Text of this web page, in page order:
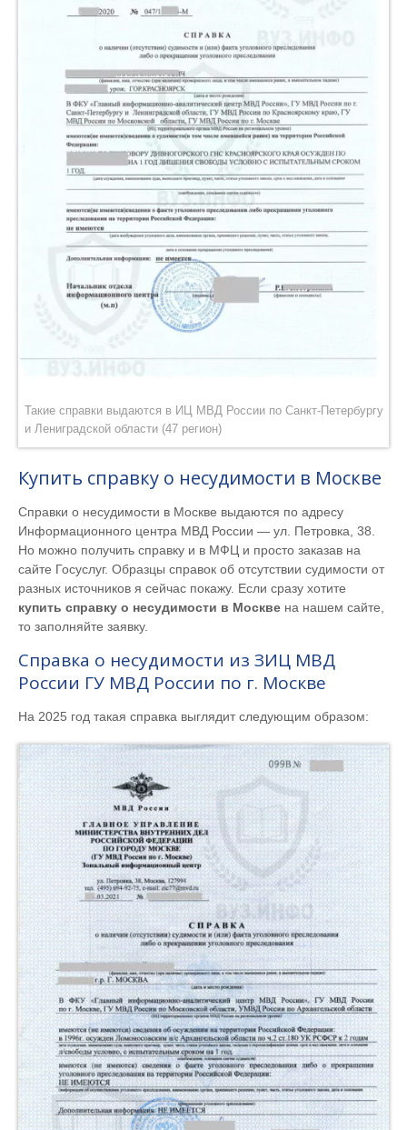
Такие справки выдаются в ИЦ МВД России по Санкт-Петербургу
и Лениградской области (47 регион)
Купить справку о несудимости в Москве
Справки о несудимости в Москве выдаются по адресу
Информационного центра МВД России — ул. Петровка, 38.
Но можно получить справку и в МФЦ и просто заказав на
сайте Госуслуг. Образцы справок об отсутствии судимости от
разных источников я сейчас покажу. Если сразу хотите
купить справку о несудимости в Москве на нашем сайте,
то заполняйте заявку.
Справка о несудимости из ЗИЦ МВД
России ГУ МВД России по г. Москве
На 2025 год такая справка выглядит следующим образом: